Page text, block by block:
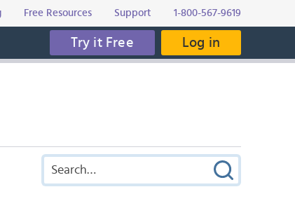
Free Resources Support 1-800-567-9619
Try it Free Log in